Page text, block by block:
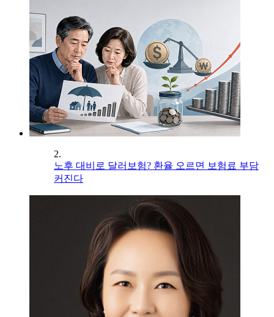
2.
노후 대비로 달러보험? 환율 오르면 보험료 부담
커진다